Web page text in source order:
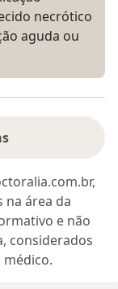
necrótico
aguda ou
área da
e não
considerados